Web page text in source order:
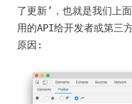
了更新’，也就是我们上
用的API给开发者或第三
原因: